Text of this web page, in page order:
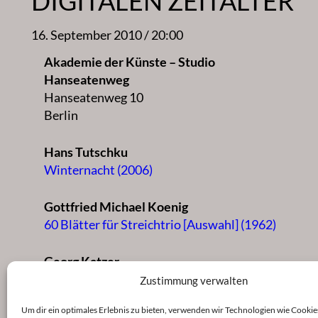
Zustimmung verwalten
Um dir ein optimales Erlebnis zu bieten, verwenden wir Technologien wie
16. September 2010 / 20:00
Akademie der Künste – Studio
Hanseatenweg
Hanseatenweg 10
Berlin
Hans Tutschku
Winternacht (2006)
Gottfried Michael Koenig
60 Blätter für Streichtrio [Auswahl] (1962)
Georg Katzer
dialog imaginär 6 (1995)